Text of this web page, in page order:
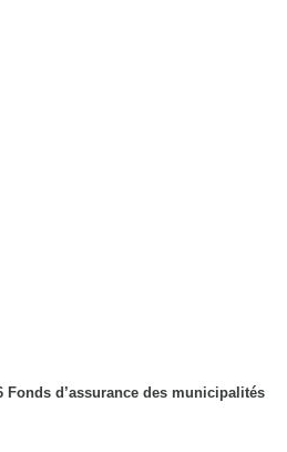
Fonds d’assurance des municipalités